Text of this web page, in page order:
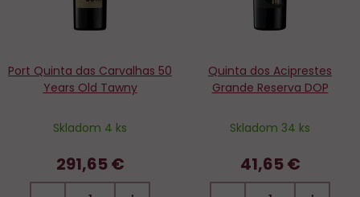
Port Quinta das Carvalhas 50
Years Old Tawny
Skladom 4 ks
291,65 €
Quinta dos Aciprestes
Grande Reserva DOP
Skladom 34 ks
41,65 €